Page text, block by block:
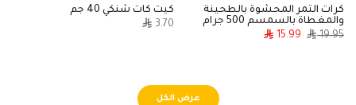
كرات التمر المحشوة بالطحينة
والمغطاة بالسمسم 500 جرام
19.95
15.99
كيت كات شنكي 40 جم
3.70
عرض الكل